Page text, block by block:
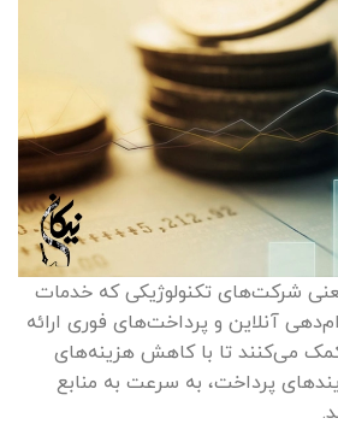
شرکت‌های تکنولوژیکی که خدمات
آنلاین و پرداخت‌های فوری ارائه
می‌کنند تا با کاهش هزینه‌های
پرداخت، به سرعت به منابع